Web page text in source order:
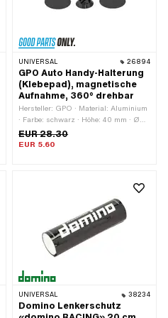
UNIVERSAL 26894
GPO Auto Handy-Halterung
(Klebepad), magnetische
Aufnahme, 360° drehbar
Hersteller: GPO · Material: Aluminium
· Farbe: schwarz · Höhe: 40 mm · Ø
Magnet: 35 mm
EUR 28.30
EUR 5.60
UNIVERSAL 38234
Domino Lenkerschutz